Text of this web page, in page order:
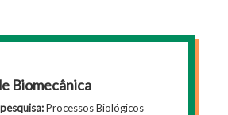
Biomecânica
Processos Biológicos